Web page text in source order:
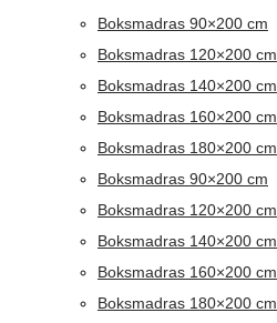
Boksmadras 90×200 cm
Boksmadras 120×200 cm
Boksmadras 140×200 cm
Boksmadras 160×200 cm
Boksmadras 180×200 cm
Boksmadras 90×200 cm
Boksmadras 120×200 cm
Boksmadras 140×200 cm
Boksmadras 160×200 cm
Boksmadras 180×200 cm